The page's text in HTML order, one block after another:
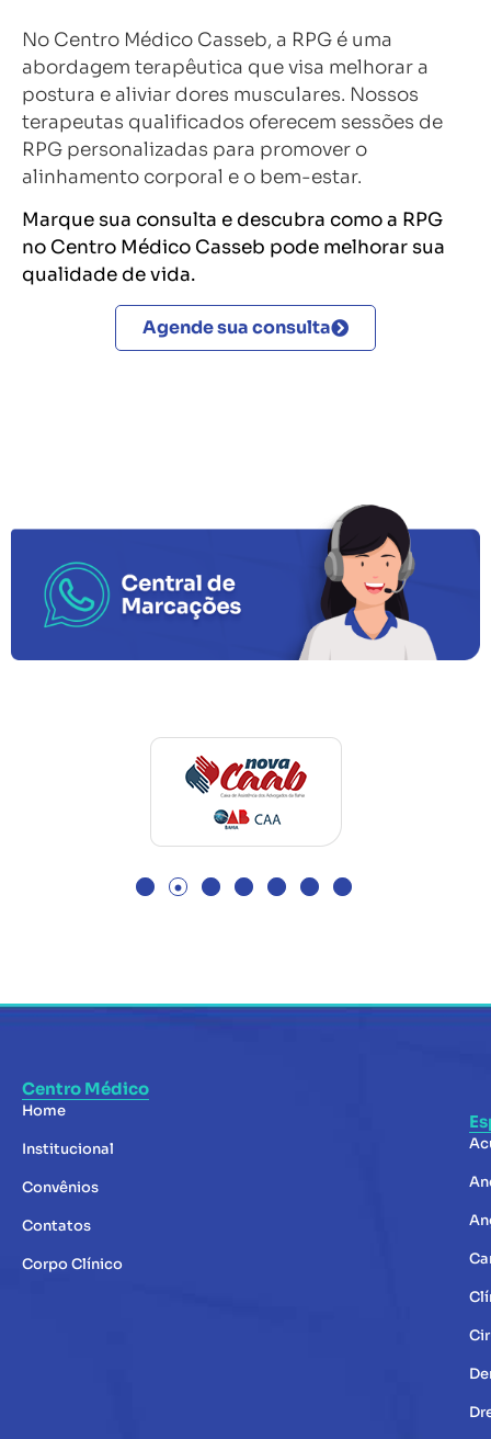
No Centro Médico Casseb, a RPG é uma
abordagem terapêutica que visa melhorar a
postura e aliviar dores musculares. Nossos
terapeutas qualificados oferecem sessões de
RPG personalizadas para promover o
alinhamento corporal e o bem-estar.
Marque sua consulta e descubra como a RPG
no Centro Médico Casseb pode melhorar sua
qualidade de vida.
Agende sua consulta
Centro Médico
Home
Institucional
Convênios
Contatos
Corpo Clínico